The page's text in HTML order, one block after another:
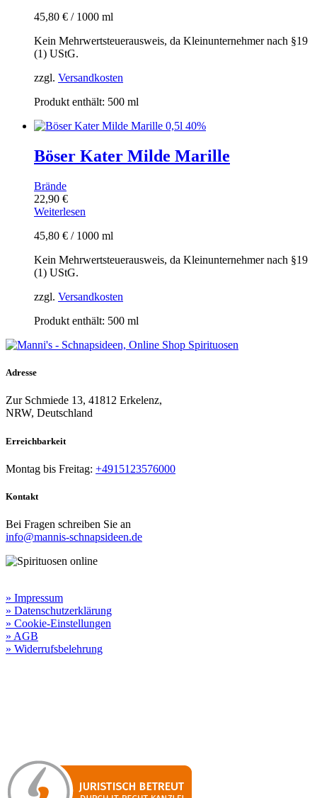
45,80 € / 1000 ml
Kein Mehrwertsteuerausweis, da Kleinunternehmer nach §19
(1) UStG.
zzgl. Versandkosten
Produkt enthält: 500 ml
Böser Kater Milde Marille
Brände
22,90 €
Weiterlesen
45,80 € / 1000 ml
Kein Mehrwertsteuerausweis, da Kleinunternehmer nach §19
(1) UStG.
zzgl. Versandkosten
Produkt enthält: 500 ml
Adresse
Zur Schmiede 13, 41812 Erkelenz,
NRW, Deutschland
Erreichbarkeit​
Montag bis Freitag: +4915123576000
Kontakt
Bei Fragen schreiben Sie an
info@mannis-schnapsideen.de
» Impressum
» Datenschutzerklärung
» Cookie-Einstellungen
» AGB
» Widerrufsbelehrung